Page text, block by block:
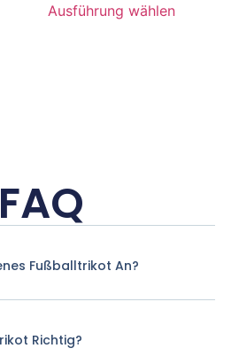
Ausführung wählen
FAQ
Fußballtrikot An?
Richtig?